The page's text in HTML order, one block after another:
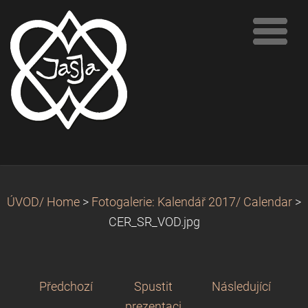
ÚVOD/ Home > Fotogalerie: Kalendář 2017/ Calendar >
CER_SR_VOD.jpg
Předchozí
Spustit
Následující